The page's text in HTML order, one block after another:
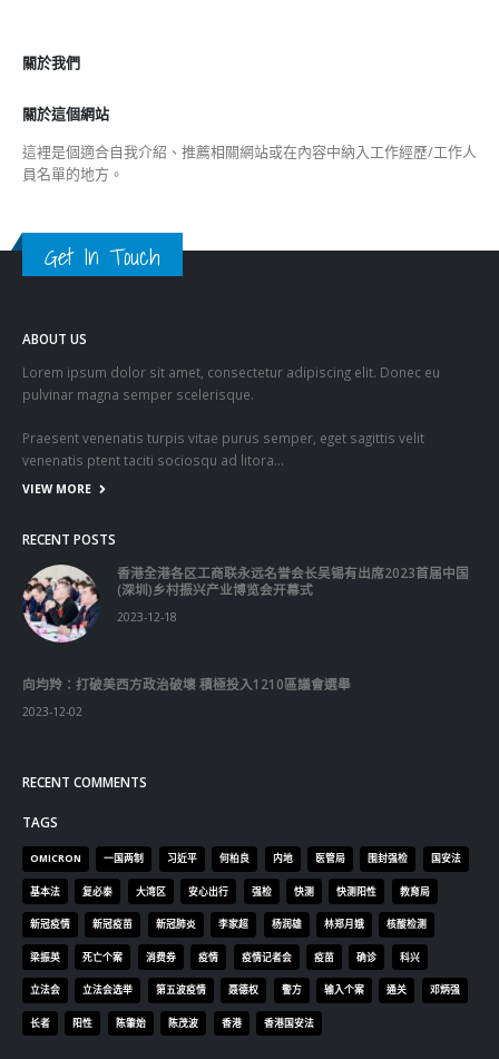
關於我們
關於這個網站
這裡是個適合自我介紹、推薦相關網站或在內容中納入工作經歷/工作人
員名單的地方。
Get In Touch
ABOUT US
Lorem ipsum dolor sit amet, consectetur adipiscing elit. Donec eu
pulvinar magna semper scelerisque.
Praesent venenatis turpis vitae purus semper, eget sagittis velit
venenatis ptent taciti sociosqu ad litora…
VIEW MORE
RECENT POSTS
香港全港各区工商联永远名誉会长吴锡有出席2023首届中国
(深圳)乡村振兴产业博览会开幕式
2023-12-18
向均羚：打破美西方政治破壞 積極投入1210區議會選舉
2023-12-02
RECENT COMMENTS
TAGS
OMICRON 一国两制 习近平 何柏良 内地 医管局 围封强检 国安法
基本法 复必泰 大湾区 安心出行 强检 快测 快测阳性 教育局
新冠疫情 新冠疫苗 新冠肺炎 李家超 杨润雄 林郑月娥 核酸检测
梁振英 死亡个案 消费券 疫情 疫情记者会 疫苗 确诊 科兴
立法会 立法会选举 第五波疫情 聂德权 警方 输入个案 通关 邓炳强
长者 阳性 陈肇始 陈茂波 香港 香港国安法